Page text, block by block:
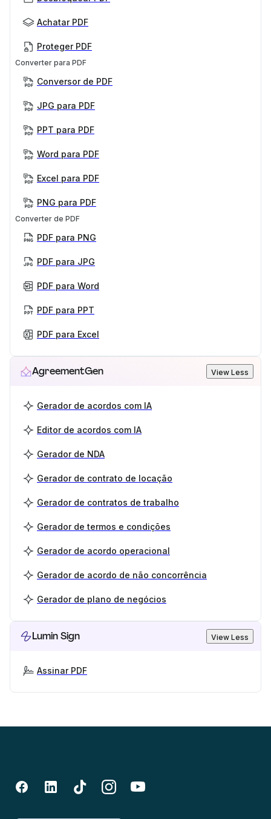
Achatar PDF
Proteger PDF
Converter para PDF
Conversor de PDF
JPG para PDF
PPT para PDF
Word para PDF
Excel para PDF
PNG para PDF
Converter de PDF
PDF para PNG
PDF para JPG
PDF para Word
PDF para PPT
PDF para Excel
AgreementGen View Less
Gerador de acordos com IA
Editor de acordos com IA
Gerador de NDA
Gerador de contrato de locação
Gerador de contratos de trabalho
Gerador de termos e condições
Gerador de acordo operacional
Gerador de acordo de não concorrência
Gerador de plano de negócios
Lumin Sign View Less
Assinar PDF